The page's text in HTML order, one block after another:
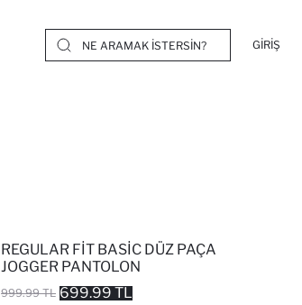
GIRIŞ
REGULAR FIT BASIC DÜZ PAÇA
JOGGER PANTOLON
999.99 TL 699.99 TL